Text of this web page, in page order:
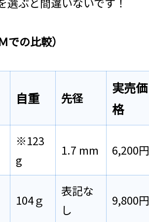
での比較）
自重 先径
実売価
格
※123
g
1.7 mm 6,200円
104ｇ
表記な
し
9,800円